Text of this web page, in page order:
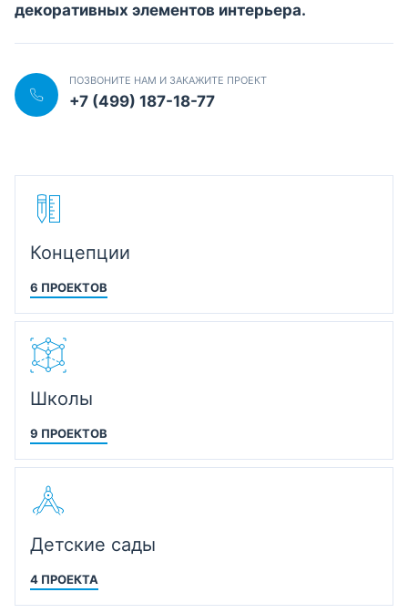
декоративных элементов интерьера.
ПОЗВОНИТЕ НАМ И ЗАКАЖИТЕ ПРОЕКТ
+7 (499) 187-18-77
Концепции
6 ПРОЕКТОВ
Школы
9 ПРОЕКТОВ
Детские сады
4 ПРОЕКТА